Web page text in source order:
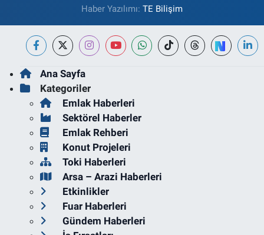
Haber Yazılımı: TE Bilişim
Ana Sayfa
Kategoriler
Emlak Haberleri
Sektörel Haberler
Emlak Rehberi
Konut Projeleri
Toki Haberleri
Arsa – Arazi Haberleri
Etkinlikler
Fuar Haberleri
Gündem Haberleri